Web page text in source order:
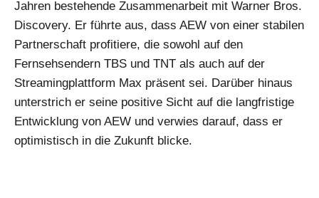
Jahren bestehende Zusammenarbeit mit Warner Bros.
Discovery. Er führte aus, dass AEW von einer stabilen
Partnerschaft profitiere, die sowohl auf den
Fernsehsendern TBS und TNT als auch auf der
Streamingplattform Max präsent sei. Darüber hinaus
unterstrich er seine positive Sicht auf die langfristige
Entwicklung von AEW und verwies darauf, dass er
optimistisch in die Zukunft blicke.